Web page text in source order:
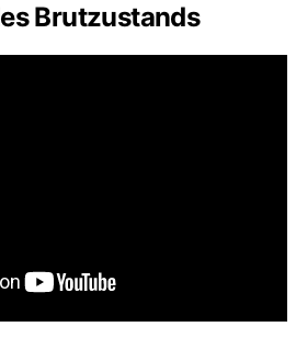
Brutzustands